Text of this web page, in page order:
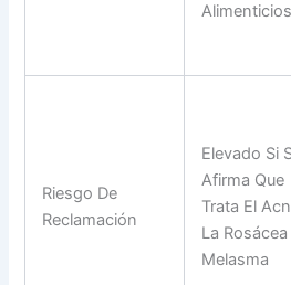
Alimenticios
Riesgo De
Reclamación
Elevado Si
Afirma Que
Trata El
La Rosácea
Melasma